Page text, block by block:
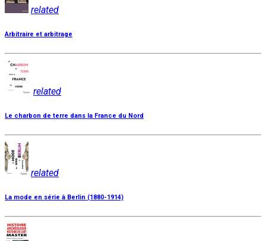
related
Arbitraire et arbitrage
related
Le charbon de terre dans la France du Nord
related
La mode en série à Berlin (1880-1914)